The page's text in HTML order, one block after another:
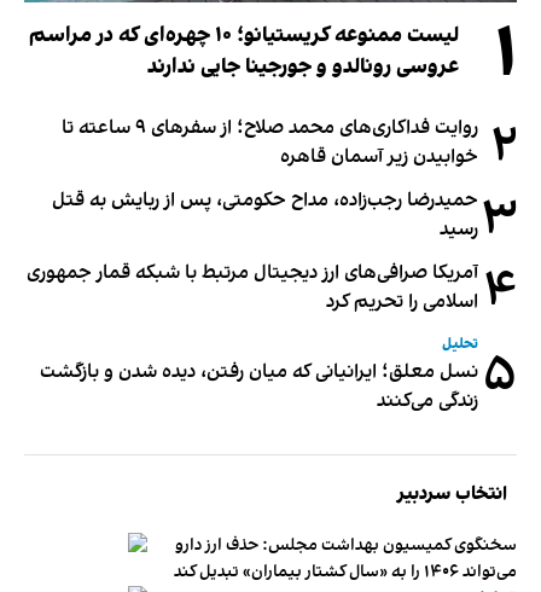
۱
لیست ممنوعه کریستیانو؛ ۱۰ چهره‌ای که در مراسم
عروسی رونالدو و جورجینا جایی ندارند
۲
روایت فداکاری‌های محمد صلاح؛ از سفرهای ۹ ساعته تا
خوابیدن زیر آسمان قاهره
۳ حمیدرضا رجب‌زاده، مداح حکومتی، پس از ربایش به قتل
رسید
۴ آمریکا صرافی‌های ارز دیجیتال مرتبط با شبکه قمار جمهوری
اسلامی را تحریم کرد
۵ تحلیل
نسل معلق؛ ایرانیانی که میان رفتن، دیده شدن و بازگشت
زندگی می‌کنند
انتخاب سردبیر
سخنگوی کمیسیون بهداشت مجلس: حذف ارز دارو
می‌تواند ۱۴۰۶ را به «سال کشتار بیماران» تبدیل کند